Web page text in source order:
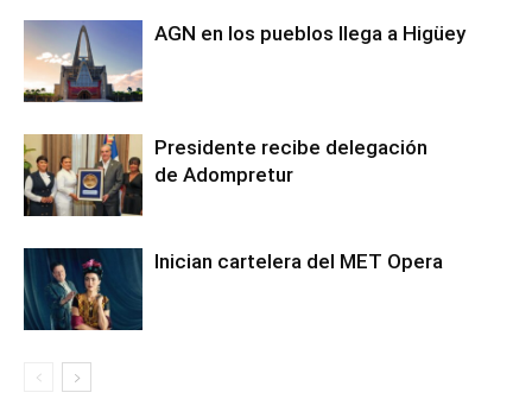
AGN en los pueblos llega a Higüey
Presidente recibe delegación
de Adompretur
Inician cartelera del MET Opera